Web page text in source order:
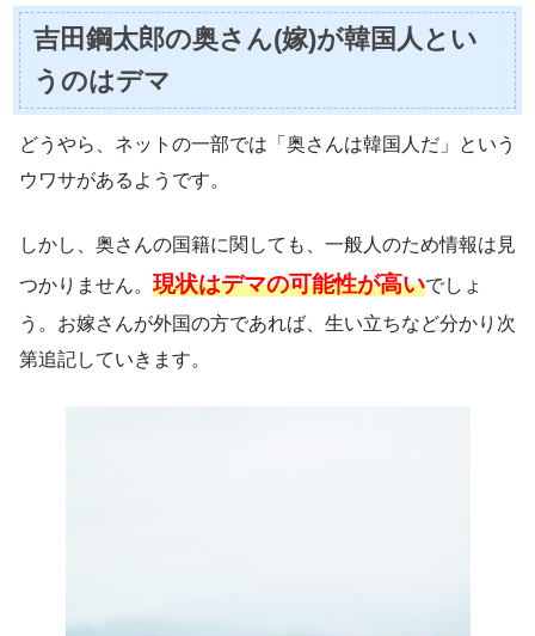
吉田鋼太郎の奥さん(嫁)が韓国人とい
うのはデマ
どうやら、ネットの一部では「奥さんは韓国人だ」という
ウワサがあるようです。
しかし、奥さんの国籍に関しても、一般人のため情報は見
つかりません。 現状はデマの可能性が高いでしょ
う。お嫁さんが外国の方であれば、生い立ちなど分かり次
第追記していきます。